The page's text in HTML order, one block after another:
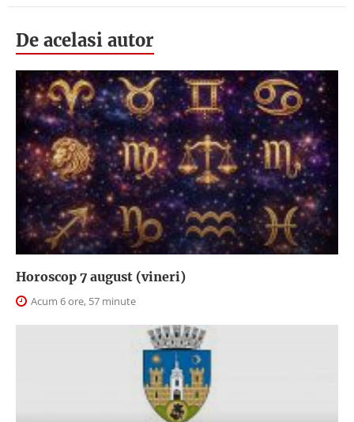
De acelasi autor
Horoscop 7 august (vineri)
Acum 6 ore, 57 minute